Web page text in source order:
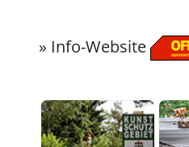
» Info-Website